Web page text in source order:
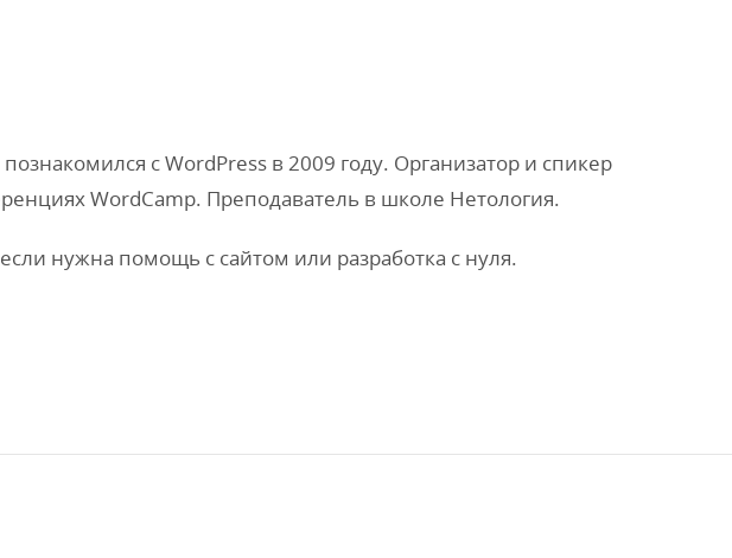
с WordPress в 2009 году. Организатор и спикер
WordCamp. Преподаватель в школе Нетология.
нужна помощь с сайтом или разработка с нуля.